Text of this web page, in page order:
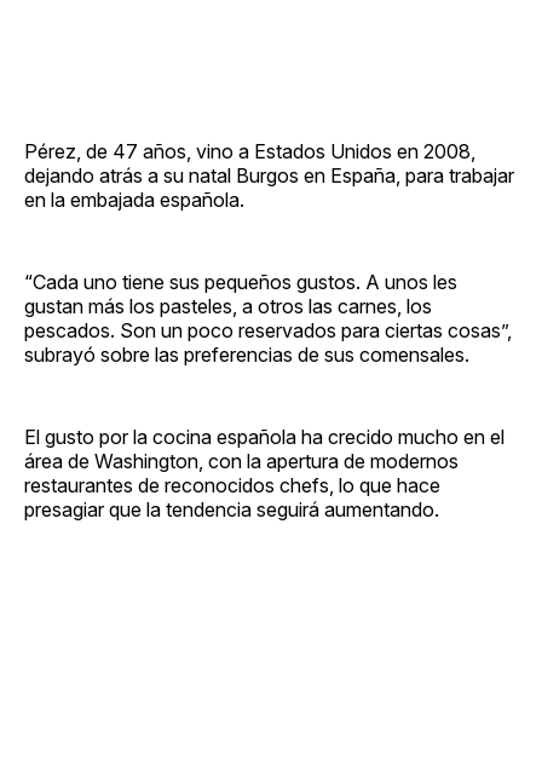
Pérez, de 47 años, vino a Estados Unidos en 2008,
dejando atrás a su natal Burgos en España, para trabajar
en la embajada española.
“Cada uno tiene sus pequeños gustos. A unos les
gustan más los pasteles, a otros las carnes, los
pescados. Son un poco reservados para ciertas cosas”,
subrayó sobre las preferencias de sus comensales.
El gusto por la cocina española ha crecido mucho en el
área de Washington, con la apertura de modernos
restaurantes de reconocidos chefs, lo que hace
presagiar que la tendencia seguirá aumentando.